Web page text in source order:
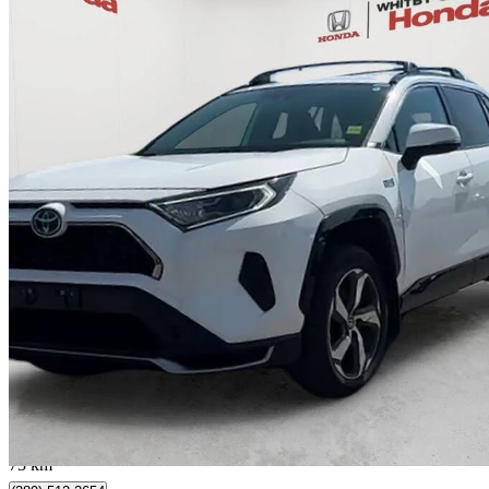
2021 Toyota RAV4 Prime
XSE AWD 64 095 km
36 900 $ Affaire
647 $/mois env.
73 km